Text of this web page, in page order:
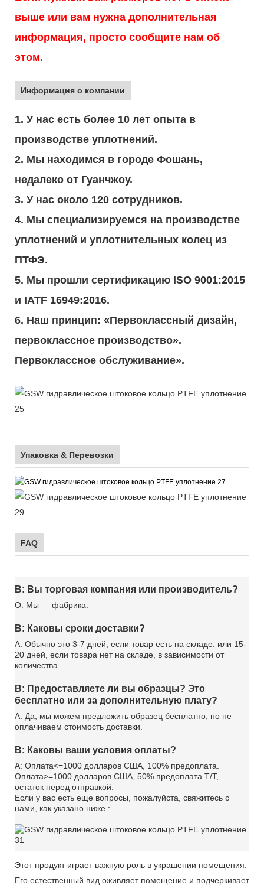
выше или вам нужна дополнительная
информация, просто сообщите нам об
этом.
Информация о компании
1. У нас есть более 10 лет опыта в
производстве уплотнений.
2. Мы находимся в городе Фошань,
недалеко от Гуанчжоу.
3. У нас около 120 сотрудников.
4. Мы специализируемся на производстве
уплотнений и уплотнительных колец из
ПТФЭ.
5. Мы прошли сертификацию ISO 9001:2015
и IATF 16949:2016.
6. Наш принцип: «Первоклассный дизайн,
первоклассное производство».
Первоклассное обслуживание».
Упаковка & Перевозки
FAQ
В: Вы торговая компания или производитель?
О: Мы — фабрика.
В: Каковы сроки доставки?
A: Обычно это 3-7 дней, если товар есть на складе. или 15-
20 дней, если товара нет на складе, в зависимости от
количества.
В: Предоставляете ли вы образцы? Это
бесплатно или за дополнительную плату?
A: Да, мы можем предложить образец бесплатно, но не
оплачиваем стоимость доставки.
В: Каковы ваши условия оплаты?
А: Оплата<=1000 долларов США, 100% предоплата.
Оплата>=1000 долларов США, 50% предоплата T/T,
остаток перед отправкой.
Если у вас есть еще вопросы, пожалуйста, свяжитесь с
нами, как указано ниже.:
Этот продукт играет важную роль в украшении помещения.
Его естественный вид оживляет помещение и подчеркивает